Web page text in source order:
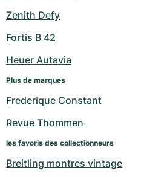
Zenith Defy
Fortis B 42
Heuer Autavia
Plus de marques
Frederique Constant
Revue Thommen
les favoris des collectionneurs
Breitling montres vintage